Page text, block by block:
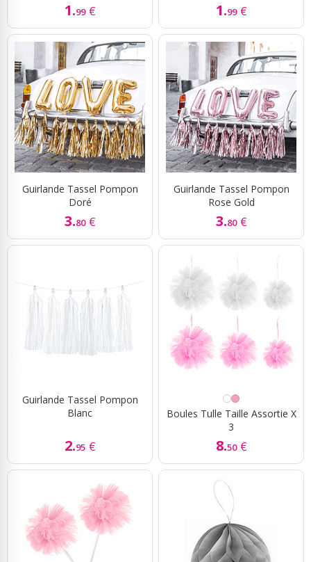
1.99 € 1.99 €
Guirlande Tassel Pompon
Doré
3.80 €
Guirlande Tassel Pompon
Rose Gold
3.80 €
Guirlande Tassel Pompon
Blanc
2.95 €
Boules Tulle Taille Assortie X
3
8.50 €